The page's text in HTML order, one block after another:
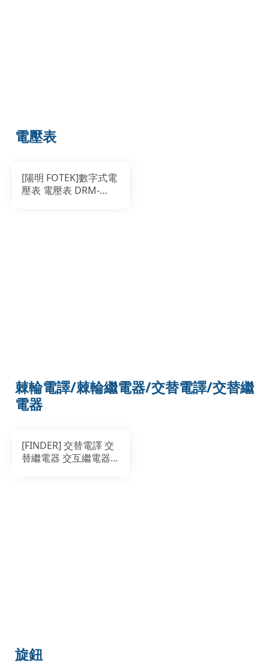
電壓表
[陽明 FOTEK]數字式電
壓表 電壓表 DRM-
棘輪電譯/棘輪繼電器/交替電譯/交替繼
電器
[FINDER] 交替電譯 交
替繼電器 交互繼電器
旋鈕